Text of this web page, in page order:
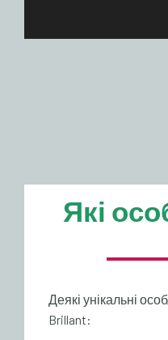
Які
Деякі унікальні
Brillant: